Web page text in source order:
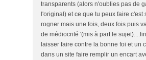
transparents (alors n'oublies pas de
l'original) et ce que tu peux faire
rogner mais une fois, deux fois puis
de médiocrité '(mis à part le
laisser faire contre la bonne foi et un
dans un site faire remplir un encart